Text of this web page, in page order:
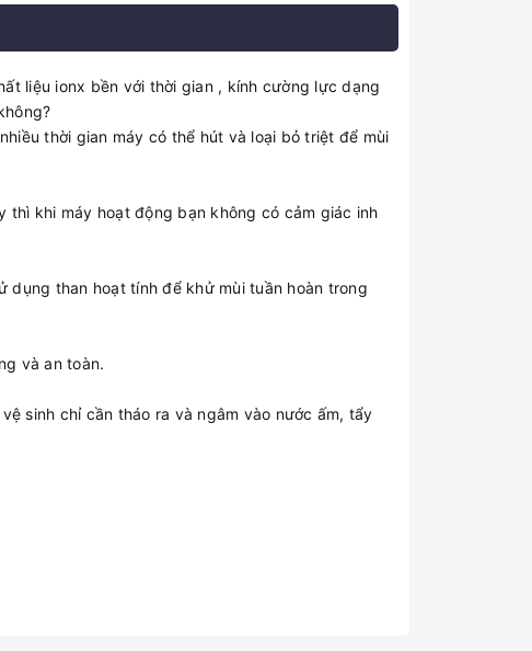
liệu ionx bền với thời gian , kính cường lực dạng
thời gian máy có thể hút và loại bỏ triệt để mùi
khi máy hoạt động bạn không có cảm giác inh
than hoạt tính để khử mùi tuần hoàn trong
và an toàn.
sinh chỉ cần tháo ra và ngâm vào nước ấm, tẩy